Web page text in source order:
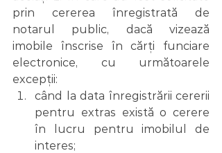
prin cererea înregistrată de
notarul public, dacă vizează
imobile înscrise în cărți funciare
electronice, cu următoarele
excepții:
când la data înregistrării cererii
pentru extras există o cerere
în lucru pentru imobilul de
interes;